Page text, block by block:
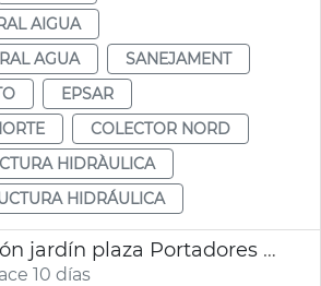
AIGUA
AGUA
SANEJAMENT
EPSAR
COLECTOR NORD
HIDRÀULICA
HIDRÁULICA
Remodelación jardín plaza Portadores Virgen María Pinedo
10 días